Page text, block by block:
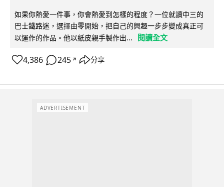
如果你熱愛一件事，你會熱愛到怎樣的程度？一位就讀中三的
巴士鐵路迷，選擇由零開始，把自己的興趣一步步變成真正可
以運作的作品。他以紙皮親手製作出...
閱讀全文
4,386 245 ↗ 分享
ADVERTISEMENT